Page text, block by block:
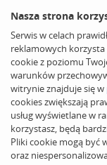
Nasza strona
Serwis w celach
reklamowych korzysta
cookie z poziomu
warunków
witrynie znajduje się w
cookies zwiększają
usług wyświetlane w
korzystasz, będą
Pliki cookie mogą być
oraz